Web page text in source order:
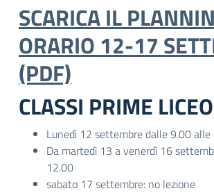
SCARICA IL
ORARIO 12-17
(PDF)
CLASSI PRIME LICEO
Lunedì 12 settembre dalle 9.00
Da martedì 13 a venerdì 16
12.00
sabato 17 settembre: no lezione